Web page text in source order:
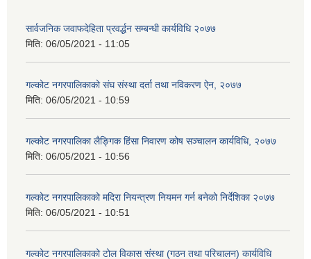
सार्वजनिक जवाफदेहिता प्रवर्द्धन सम्बन्धी कार्यविधि २०७७
मिति: 06/05/2021 - 11:05
गल्कोट नगरपालिकाको संघ संस्था दर्ता तथा नविकरण ऐन, २०७७
मिति: 06/05/2021 - 10:59
गल्कोट नगरपालिका लैङ्गिक हिंसा निवारण कोष सञ्चालन कार्यविधि, २०७७
मिति: 06/05/2021 - 10:56
गल्कोट नगरपालिकाको मदिरा नियन्त्रण नियमन गर्न बनेको निर्देशिका २०७७
मिति: 06/05/2021 - 10:51
गल्कोट नगरपालिकाको टोल विकास संस्था (गठन तथा परिचालन) कार्यविधि